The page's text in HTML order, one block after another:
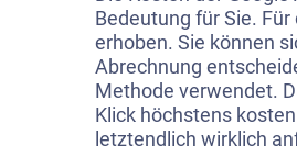
Bedeutung für Sie.
erhoben. Sie können
Abrechnung
Methode verwendet.
Klick höchstens
letztendlich wirklich